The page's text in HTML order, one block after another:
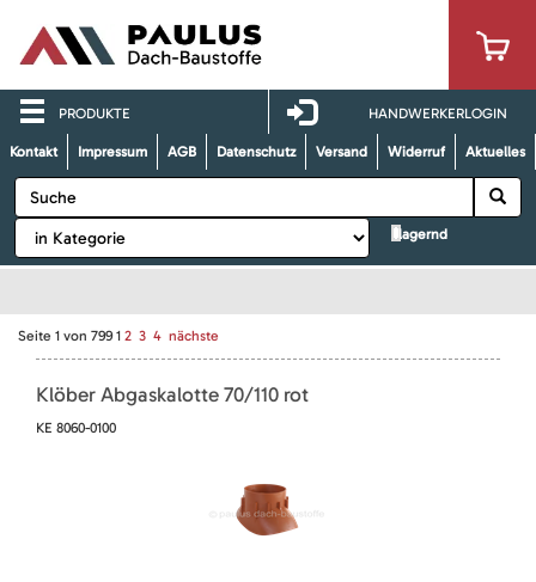
PRODUKTE HANDWERKERLOGIN
Kontakt Impressum AGB Datenschutz Versand Widerruf Aktuelles
lagernd
Seite 1 von 799 1 2 3 4 nächste
Klöber Abgaskalotte 70/110 rot
KE 8060-0100